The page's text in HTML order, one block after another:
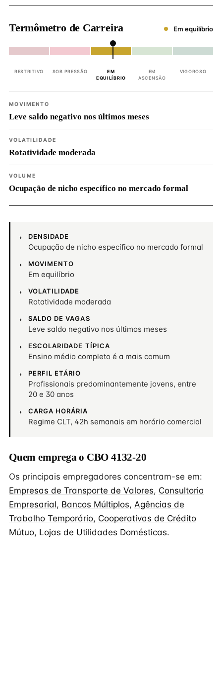
Termômetro de Carreira Em equilíbrio
RESTRITIVO SOB PRESSÃO
EM
EQUILÍBRIO
EM
ASCENSÃO
VIGOROSO
MOVIMENTO
Leve saldo negativo nos últimos meses
VOLATILIDADE
Rotatividade moderada
VOLUME
Ocupação de nicho específico no mercado formal
DENSIDADE
Ocupação de nicho específico no mercado formal
MOVIMENTO
Em equilíbrio
VOLATILIDADE
Rotatividade moderada
SALDO DE VAGAS
Leve saldo negativo nos últimos meses
ESCOLARIDADE TÍPICA
Ensino médio completo é a mais comum
PERFIL ETÁRIO
Profissionais predominantemente jovens, entre
20 e 30 anos
CARGA HORÁRIA
Regime CLT, 42h semanais em horário comercial
Quem emprega o CBO 4132-20
Os principais empregadores concentram-se em:
Empresas de Transporte de Valores, Consultoria
Empresarial, Bancos Múltiplos, Agências de
Trabalho Temporário, Cooperativas de Crédito
Mútuo, Lojas de Utilidades Domésticas.